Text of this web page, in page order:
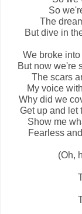
So
The
But dive in
We broke
But now we're
The scars
My voice
Why did we
Get up and let
Show me
Fearless
(Oh,